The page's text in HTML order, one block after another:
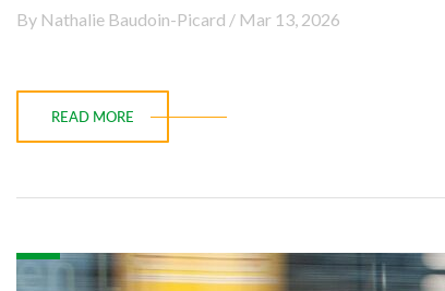
By Nathalie Baudoin-Picard / Mar 13, 2026
READ MORE